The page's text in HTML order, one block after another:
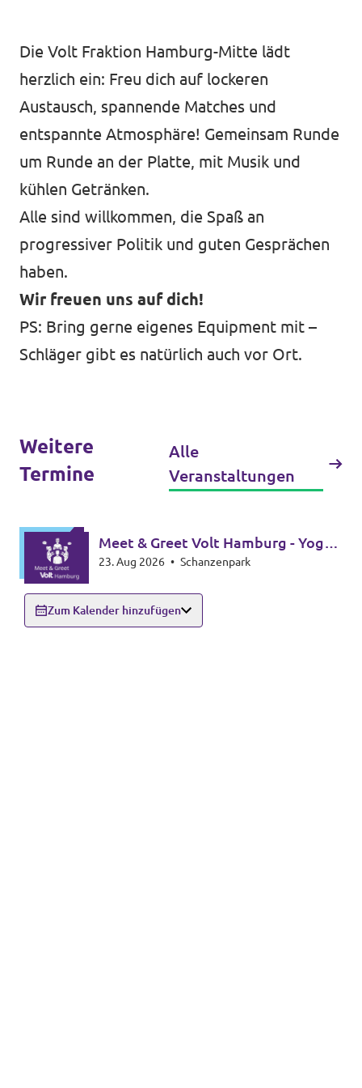
Transparenz
Datenschutz
Die Volt Fraktion Hamburg-Mitte lädt
herzlich ein: Freu dich auf lockeren
Austausch, spannende Matches und
entspannte Atmosphäre! Gemeinsam Runde
um Runde an der Platte, mit Musik und
kühlen Getränken.
Alle sind willkommen, die Spaß an
progressiver Politik und guten Gesprächen
haben.
Wir freuen uns auf dich!
PS: Bring gerne eigenes Equipment mit –
Schläger gibt es natürlich auch vor Ort.
Weitere
Termine
Alle
Veranstaltungen
Meet & Greet Volt Hamburg - Yoga
Edition
23. Aug 2026 • Schanzenpark
Zum Kalender hinzufügen